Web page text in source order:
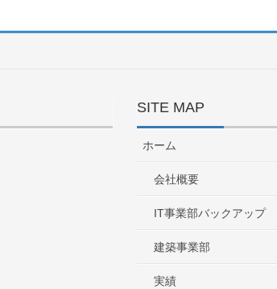
SITE MAP
ホーム
会社概要
IT事業部バックアップ
建築事業部
実績